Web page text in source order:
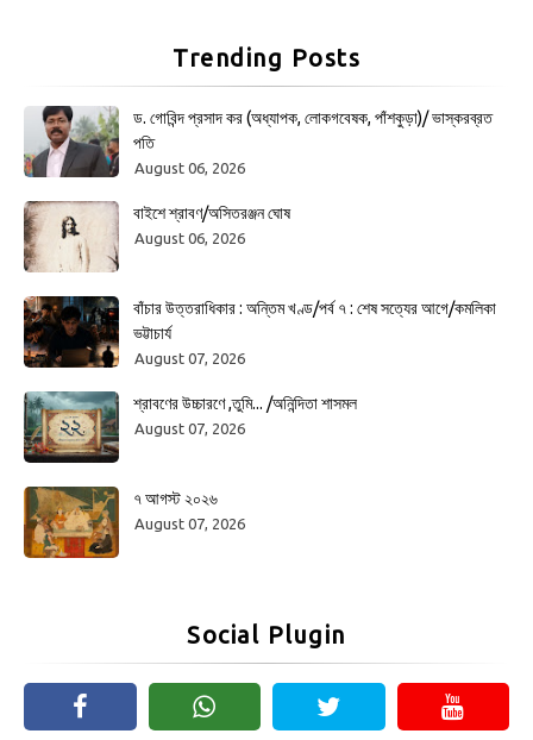
Trending Posts
ড. গোবিন্দ প্রসাদ কর (অধ্যাপক, লোকগবেষক, পাঁশকুড়া)/ ভাস্করব্রত
পতি
August 06, 2026
বাইশে শ্রাবণ/অসিতরঞ্জন ঘোষ
August 06, 2026
বাঁচার উত্তরাধিকার : অন্তিম খণ্ড/পর্ব ৭ : শেষ সত্যের আগে/কমলিকা
ভট্টাচার্য
August 07, 2026
শ্রাবণের উচ্চারণে ,তুমি... /অনিন্দিতা শাসমল
August 07, 2026
৭ আগস্ট ২০২৬
August 07, 2026
Social Plugin